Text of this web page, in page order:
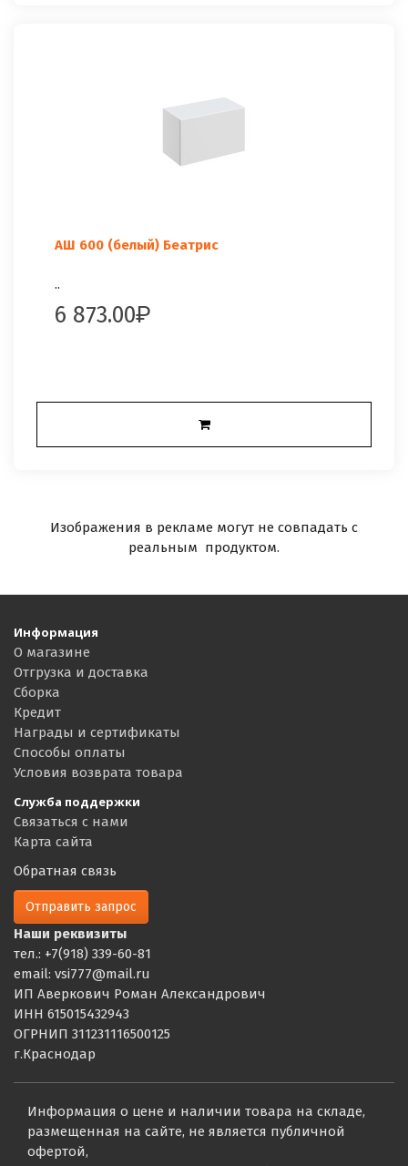
АШ 600 (белый) Беатрис
..
6 873.00
Изображения в рекламе могут не совпадать с
реальным продуктом.
Информация
О магазине
Отгрузка и доставка
Сборка
Кредит
Награды и сертификаты
Способы оплаты
Условия возврата товара
Служба поддержки
Связаться с нами
Карта сайта
Обратная связь
Отправить запрос
Наши реквизиты
тел.: +7(918) 339-60-81
email: vsi777@mail.ru
ИП Аверкович Роман Александрович
ИНН 615015432943
ОГРНИП 311231116500125
г.Краснодар
Информация о цене и наличии товара на складе,
размещенная на сайте, не является публичной
офертой,